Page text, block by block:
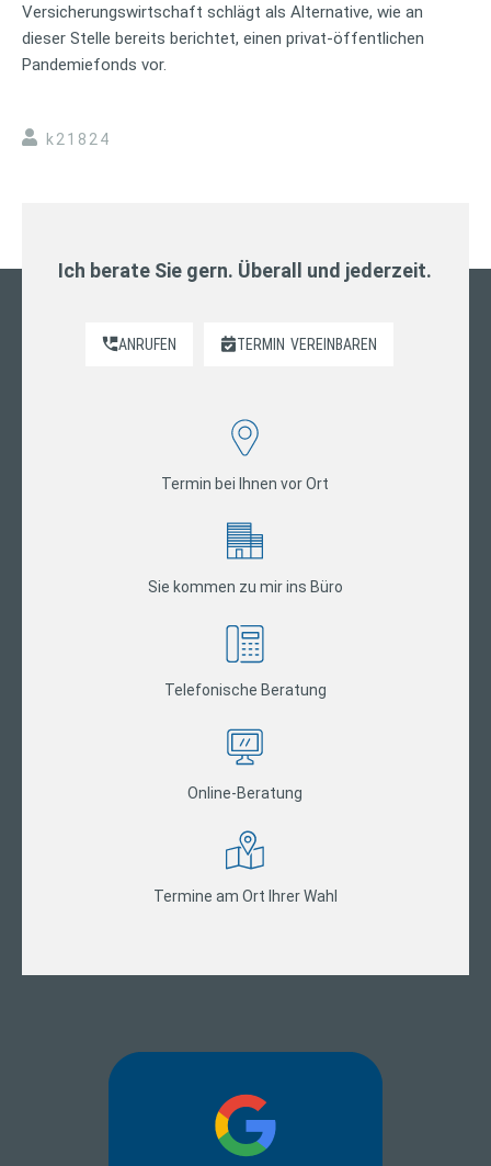
Versicherungswirtschaft schlägt als Alternative, wie an
dieser Stelle bereits berichtet, einen privat-öffentlichen
Pandemiefonds vor.
k21824
Ich berate Sie gern. Überall und jederzeit.
ANRUFEN TERMIN VEREINBAREN
Termin bei Ihnen vor Ort
Sie kommen zu mir ins Büro
Telefonische Beratung
Online-Beratung
Termine am Ort Ihrer Wahl